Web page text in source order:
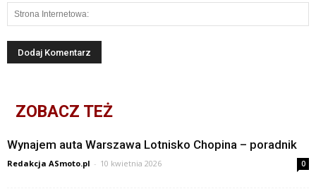
ZOBACZ TEŻ
Wynajem auta Warszawa Lotnisko Chopina – poradnik
Redakcja ASmoto.pl - 10 kwietnia 2026 0